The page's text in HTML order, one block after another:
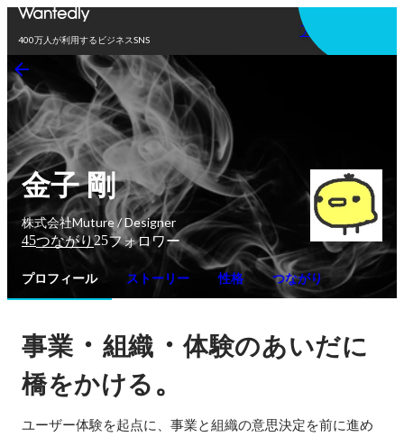
400万人が利用するビジネスSNS
アプリを使う
金子 剛
株式会社Muture / Designer
45つながり25フォロワー
プロフィール ストーリー 性格 つながり
事業・組織 ・体験のあいだに
橋をかける。
ユーザー体験を起点に、事業と組織の意思決定を前に進め